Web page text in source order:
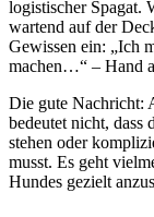
logistischer Spagat.
wartend auf der
Gewissen ein: „Ich
machen…“ – Hand
Die gute Nachricht:
bedeutet nicht, dass
stehen oder
musst. Es geht
Hundes gezielt